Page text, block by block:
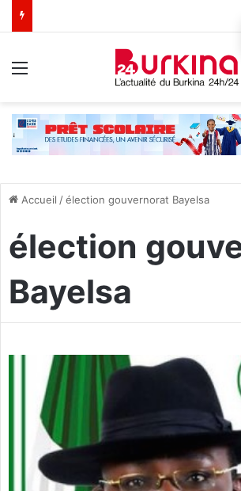
Accueil /élection gouvernorat Bayelsa
élection
Bayelsa